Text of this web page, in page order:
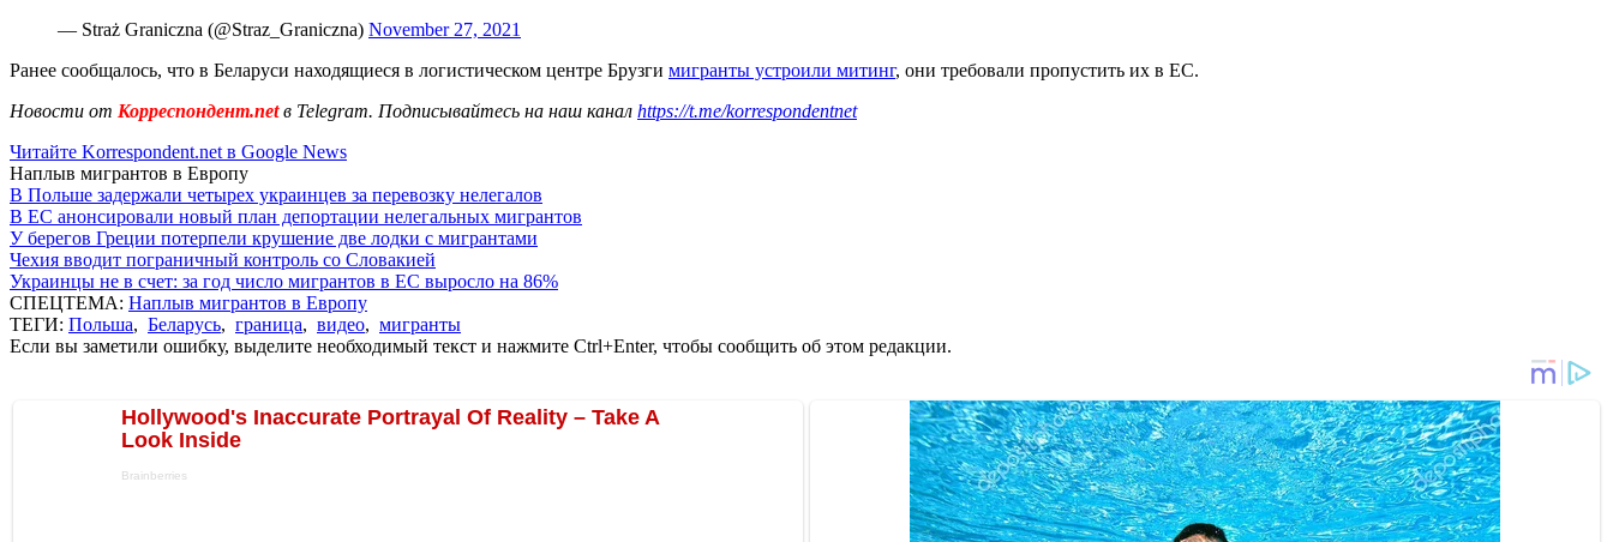
— Straż Graniczna (@Straz_Graniczna) November 27, 2021
Ранее сообщалось, что в Беларуси находящиеся в логистическом центре Брузги мигранты устроили митинг, они требовали пропустить их в ЕС.
Новости от Корреспондент.netв Telegram. Подписывайтесь на наш канал https://t.me/korrespondentnet
Читайте Korrespondent.net в Google News
Наплыв мигрантов в Европу
В Польше задержали четырех украинцев за перевозку нелегалов
В ЕС анонсировали новый план депортации нелегальных мигрантов
У берегов Греции потерпели крушение две лодки с мигрантами
Чехия вводит пограничный контроль со Словакией
Украинцы не в счет: за год число мигрантов в ЕС выросло на 86%
СПЕЦТЕМА: Наплыв мигрантов в Европу
ТЕГИ: Польша, Беларусь, граница, видео, мигранты
Если вы заметили ошибку, выделите необходимый текст и нажмите Ctrl+Enter, чтобы сообщить об этом редакции.